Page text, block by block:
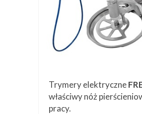
Trymery elektryczne
właściwy nóż
pracy.